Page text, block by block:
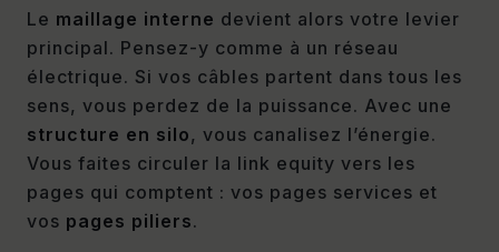
Le maillage interne devient alors votre levier
principal. Pensez-y comme à un réseau
électrique. Si vos câbles partent dans tous les
sens, vous perdez de la puissance. Avec une
structure en silo, vous canalisez l’énergie.
Vous faites circuler la link equity vers les
pages qui comptent : vos pages services et
vos pages piliers.